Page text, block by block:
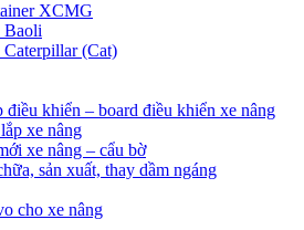
XCMG
Baoli
Caterpillar (Cat)
điều khiển – board điều khiển xe nâng
xe nâng
xe nâng – cẩu bờ
sản xuất, thay dầm ngáng
cho xe nâng